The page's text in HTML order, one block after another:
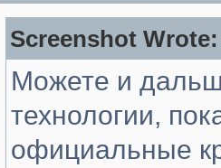
Screenshot Wrote:
Можете и
технологии,
официальные